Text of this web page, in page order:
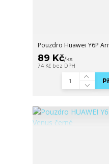
Pouzdro Huawei Y6P
89 Kč/ks
74 Kč bez DPH